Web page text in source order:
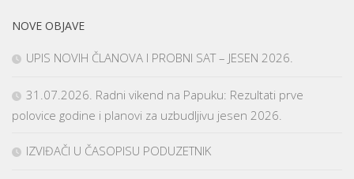
NOVE OBJAVE
UPIS NOVIH ČLANOVA I PROBNI SAT – JESEN 2026.
31.07.2026. Radni vikend na Papuku: Rezultati prve
polovice godine i planovi za uzbudljivu jesen 2026.
IZVIĐAČI U ČASOPISU PODUZETNIK